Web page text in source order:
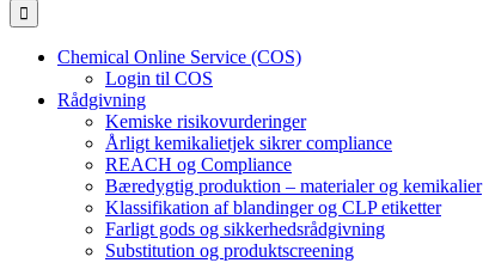
Chemical Online Service (COS)
Login til COS
Rådgivning
Kemiske risikovurderinger
Årligt kemikalietjek sikrer compliance
REACH og Compliance
Bæredygtig produktion – materialer og kemikalier
Klassifikation af blandinger og CLP etiketter
Farligt gods og sikkerhedsrådgivning
Substitution og produktscreening